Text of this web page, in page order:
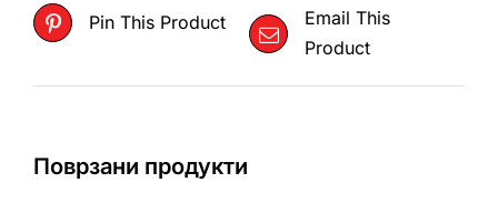
Pin This Product
Email This
Product
Поврзани продукти